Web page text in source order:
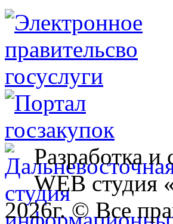
Разработка и
WEB студия
2026г. © Все